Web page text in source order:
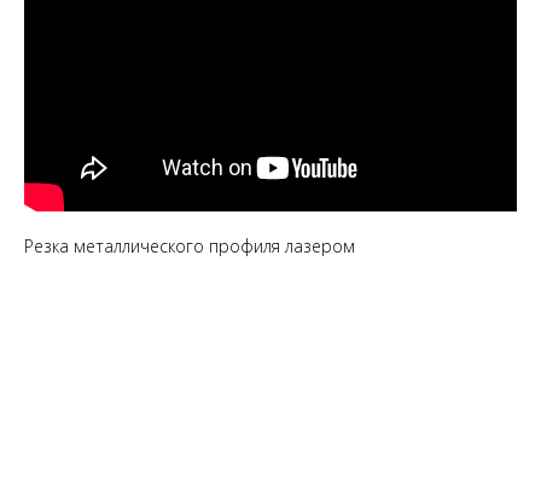
Резка металлического профиля лазером